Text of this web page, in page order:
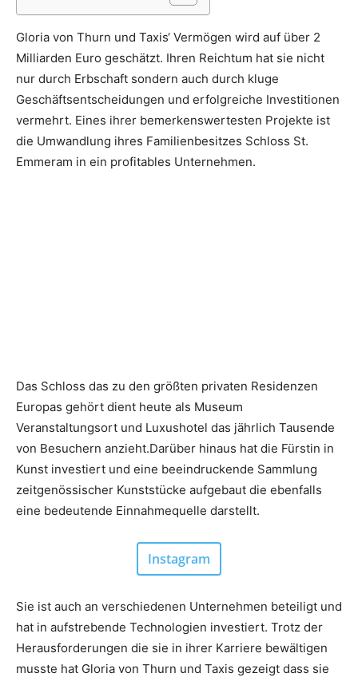
Gloria von Thurn und Taxis‘ Vermögen wird auf über 2
Milliarden Euro geschätzt. Ihren Reichtum hat sie nicht
nur durch Erbschaft sondern auch durch kluge
Geschäftsentscheidungen und erfolgreiche Investitionen
vermehrt. Eines ihrer bemerkenswertesten Projekte ist
die Umwandlung ihres Familienbesitzes Schloss St.
Emmeram in ein profitables Unternehmen.
Das Schloss das zu den größten privaten Residenzen
Europas gehört dient heute als Museum
Veranstaltungsort und Luxushotel das jährlich Tausende
von Besuchern anzieht.Darüber hinaus hat die Fürstin in
Kunst investiert und eine beeindruckende Sammlung
zeitgenössischer Kunststücke aufgebaut die ebenfalls
eine bedeutende Einnahmequelle darstellt.
Instagram
Sie ist auch an verschiedenen Unternehmen beteiligt und
hat in aufstrebende Technologien investiert. Trotz der
Herausforderungen die sie in ihrer Karriere bewältigen
musste hat Gloria von Thurn und Taxis gezeigt dass sie